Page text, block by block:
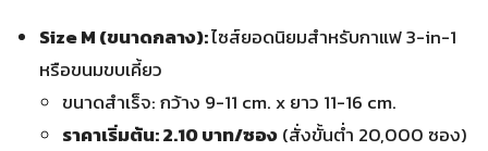
Size M (ขนาดกลาง):ไซส์ยอดนิยมสำหรับกาแฟ 3-in-1
หรือขนมขบเคี้ยว
ขนาดสำเร็จ: กว้าง 9-11 cm. x ยาว 11-16 cm.
ราคาเริ่มต้น: 2.10 บาท/ซอง(สั่งขั้นต่ำ 20,000 ซอง)